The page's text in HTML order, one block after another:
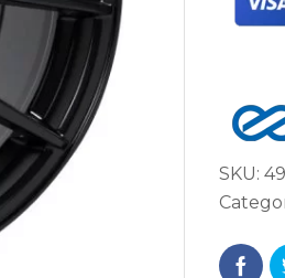
ET50
SKU: